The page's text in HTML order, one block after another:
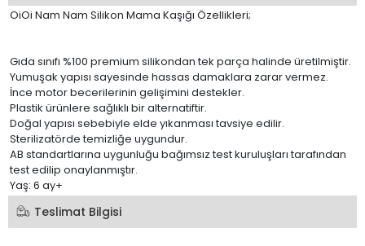
OiOi Nam Nam Silikon Mama Kaşığı Özellikleri;
Gıda sınıfı %100 premium silikondan tek parça halinde üretilmiştir.
Yumuşak yapısı sayesinde hassas damaklara zarar vermez.
İnce motor becerilerinin gelişimini destekler.
Plastik ürünlere sağlıklı bir alternatiftir.
Doğal yapısı sebebiyle elde yıkanması tavsiye edilir.
Sterilizatörde temizliğe uygundur.
AB standartlarına uygunluğu bağımsız test kuruluşları tarafından
test edilip onaylanmıştır.
Yaş: 6 ay+
Teslimat Bilgisi